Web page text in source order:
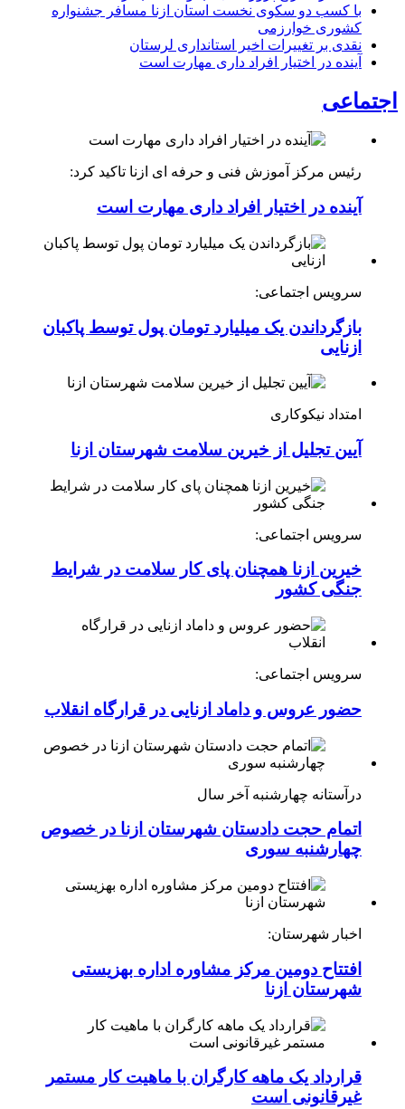
با کسب دو سکوی نخست استان ازنا مسافر جشنواره
کشوری خوارزمی
نقدی بر تغییرات اخیر استانداری لرستان
آینده در اختیار افراد داری مهارت است
اجتماعی
رئیس مرکز آموزش فنی و حرفه ای ازنا تاکید کرد:
آینده در اختیار افراد داری مهارت است
سرویس اجتماعی:
بازگرداندن یک میلیارد تومان پول توسط پاکبان
ازنایی
امتداد نیکوکاری
آیین تجلیل از خیرین سلامت شهرستان ازنا
سرویس اجتماعی:
خیرین ازنا همچنان پای کار سلامت در شرایط
جنگی کشور
سرویس اجتماعی:
حضور عروس و داماد ازنایی در قرارگاه انقلاب
درآستانه چهارشنبه آخر سال
اتمام حجت دادستان شهرستان ازنا در خصوص
چهارشنبه ‌سوری
اخبار شهرستان:
افتتاح دومین مرکز مشاوره اداره بهزیستی
شهرستان ازنا
قرارداد یک ماهه کارگران با ماهیت کار مستمر
غیرقانونی است